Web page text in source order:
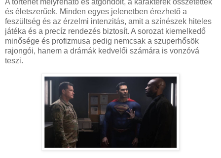
A történet mélyreható és átgondolt, a karakterek összetettek
és életszerűek. Minden egyes jelenetben érezhető a
feszültség és az érzelmi intenzitás, amit a színészek hiteles
játéka és a precíz rendezés biztosít. A sorozat kiemelkedő
minősége és profizmusa pedig nemcsak a szuperhősök
rajongói, hanem a drámák kedvelői számára is vonzóvá
teszi.